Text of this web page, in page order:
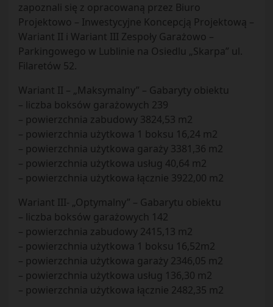
zapoznali się z opracowaną przez Biuro
Projektowo – Inwestycyjne Koncepcją Projektową –
Wariant II i Wariant III Zespoły Garażowo –
Parkingowego w Lublinie na Osiedlu „Skarpa” ul.
Filaretów 52.
Wariant II – „Maksymalny” – Gabaryty obiektu
– liczba boksów garażowych 239
– powierzchnia zabudowy 3824,53 m2
– powierzchnia użytkowa 1 boksu 16,24 m2
– powierzchnia użytkowa garaży 3381,36 m2
– powierzchnia użytkowa usług 40,64 m2
– powierzchnia użytkowa łącznie 3922,00 m2
Wariant III- „Optymalny” – Gabarytu obiektu
– liczba boksów garażowych 142
– powierzchnia zabudowy 2415,13 m2
– powierzchnia użytkowa 1 boksu 16,52m2
– powierzchnia użytkowa garaży 2346,05 m2
– powierzchnia użytkowa usług 136,30 m2
– powierzchnia użytkowa łącznie 2482,35 m2